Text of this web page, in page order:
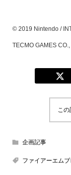
© 2019 Nintendo /
TECMO GAMES CO.,
こ
企画記事
ファイアーエムブ